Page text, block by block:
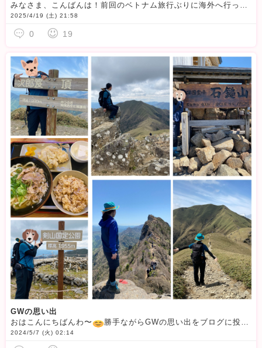
みなさま、こんばんは！前回のベトナム旅行ぶりに海外へ行ってきました！★ベトナム旅行もブログに載せてるよ♪
2025/4/19 (土) 21:58
0 19
GWの思い出
おはこんにちばんわ〜
勝手ながらGWの思い出をブログに投稿！今年のGWは、四国へ登山をしにお出かけ
2024/5/7 (火) 02:14